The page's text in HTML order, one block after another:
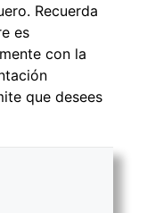
Recuerda
es
con la
que desees